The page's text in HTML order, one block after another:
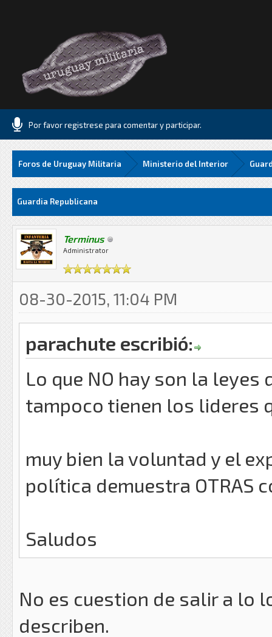
Por favor registrese para comentar y participar.
Foros de Uruguay Militaria Ministerio del Interior
Guardia Republicana
Terminus
Administrator
08-30-2015, 11:04 PM
parachute escribió:
Lo que NO hay son la
tampoco tienen los lideres
muy bien la voluntad y el
política demuestra OTRAS
Saludos
No es cuestion de salir a lo
describen.